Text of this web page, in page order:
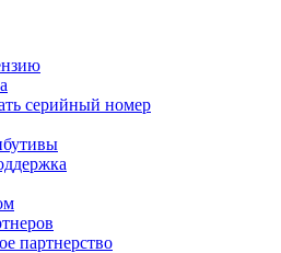
серийный номер
партнерство